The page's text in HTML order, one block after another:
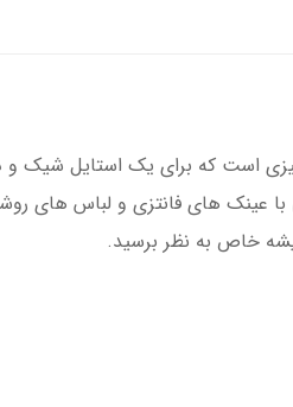
است که برای یک استایل شیک و
عینک های فانتزی و لباس های
خاص به نظر برسید.